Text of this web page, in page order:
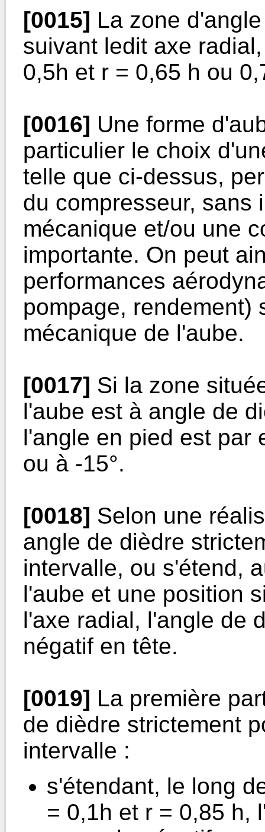
[0015] La zone
suivant ledit axe
0,5h et r = 0,65 h ou
[0016] Une forme
particulier le choix
telle que ci-dessus,
du compresseur, sans
mécanique et/ou une
importante. On peut
performances
pompage, rendement)
mécanique de l'aube.
[0017] Si la zone
l'aube est à angle de
l'angle en pied est par
ou à -15°.
[0018] Selon une
angle de dièdre
intervalle, ou s'étend,
l'aube et une position
l'axe radial, l'angle de
négatif en tête.
[0019] La première
de dièdre strictement
intervalle :
s'étendant, le long
= 0,1h et r = 0,85 h,